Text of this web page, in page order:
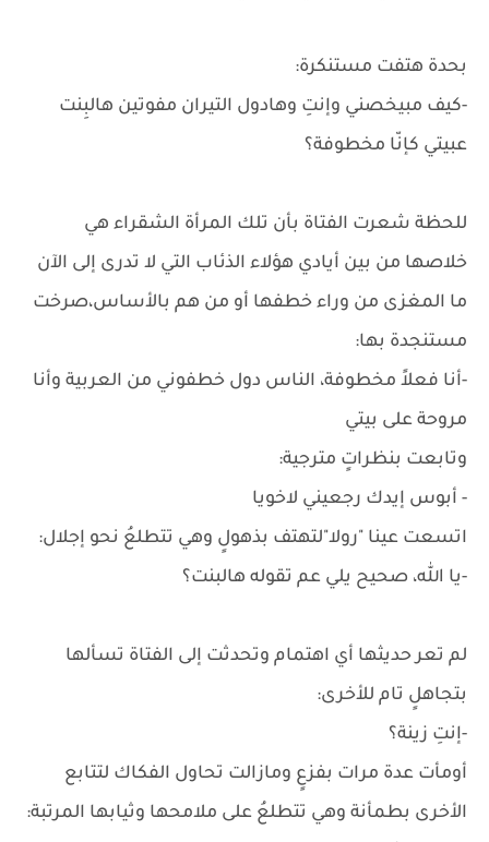
بحدة هتفت مستنكرة:
-كيف مبيخصني وإنتِ وهادول التيران مفوتين هالبِنت
عبيتي كإنّا مخطوفة؟
للحظة شعرت الفتاة بأن تلك المرأة الشقراء هي
خلاصها من بين أيادي هؤلاء الذئاب التي لا تدرى إلى الآن
ما المغزى من وراء خطفها أو من هم بالأساس،صرخت
مستنجدة بها:
-أنا فعلاً مخطوفة، الناس دول خطفوني من العربية وأنا
مروحة على بيتي
وتابعت بنظراتٍ مترجية:
- أبوس إيدك رجعيني لاخويا
اتسعت عينا "رولا"لتهتف بذهولٍ وهي تتطلعُ نحو إجلال:
-يا الله، صحيح يلي عم تقوله هالبنت؟
لم تعر حديثها أي اهتمام وتحدثت إلى الفتاة تسألها
بتجاهلٍ تام للأخرى:
-إنتِ زينة؟
أومأت عدة مرات بفزعٍ ومازالت تحاول الفكاك لتتابع
الأخرى بطمأنة وهي تتطلعُ على ملامحها وثيابها المرتبة: